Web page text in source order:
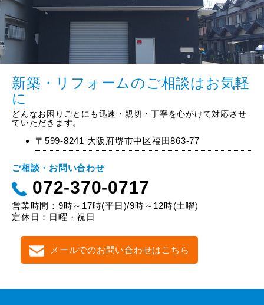
新築・リフォームのご相談はお気軽
に
どんなお困りごとにも迅速・親切・丁寧を心がけて対応させ
ていただきます。
〒599-8241 大阪府堺市中区福田863-77
ご相談・お問い合わせ
072-370-0717
営業時間：9時～17時(平日)/9時～12時(土曜)
定休日：日曜・祝日
メールでのお問い合わせはこちら